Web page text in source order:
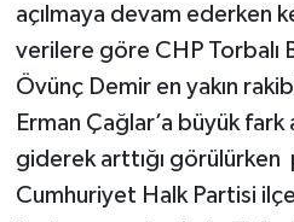
açılmaya devam ederken
verilere göre CHP Torbalı
Övünç Demir en yakın
Erman Çağlar’a büyük fark
giderek arttığı
Cumhuriyet Halk Partisi